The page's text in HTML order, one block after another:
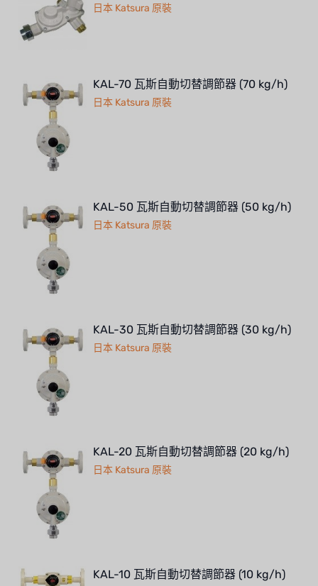
日本 Katsura 原裝
KAL-70 瓦斯自動切替調節器 (70 kg/h)
日本 Katsura 原裝
KAL-50 瓦斯自動切替調節器 (50 kg/h)
日本 Katsura 原裝
KAL-30 瓦斯自動切替調節器 (30 kg/h)
日本 Katsura 原裝
KAL-20 瓦斯自動切替調節器 (20 kg/h)
日本 Katsura 原裝
KAL-10 瓦斯自動切替調節器 (10 kg/h)